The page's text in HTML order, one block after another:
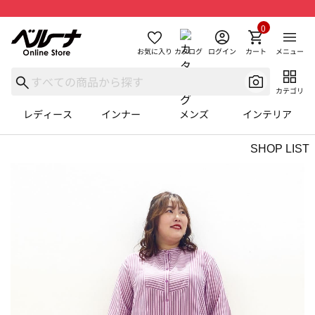
お気に入り カタログ ログイン カート
0
メニュー
カテゴリ
レディース インナー メンズ インテリア
SHOP LIST